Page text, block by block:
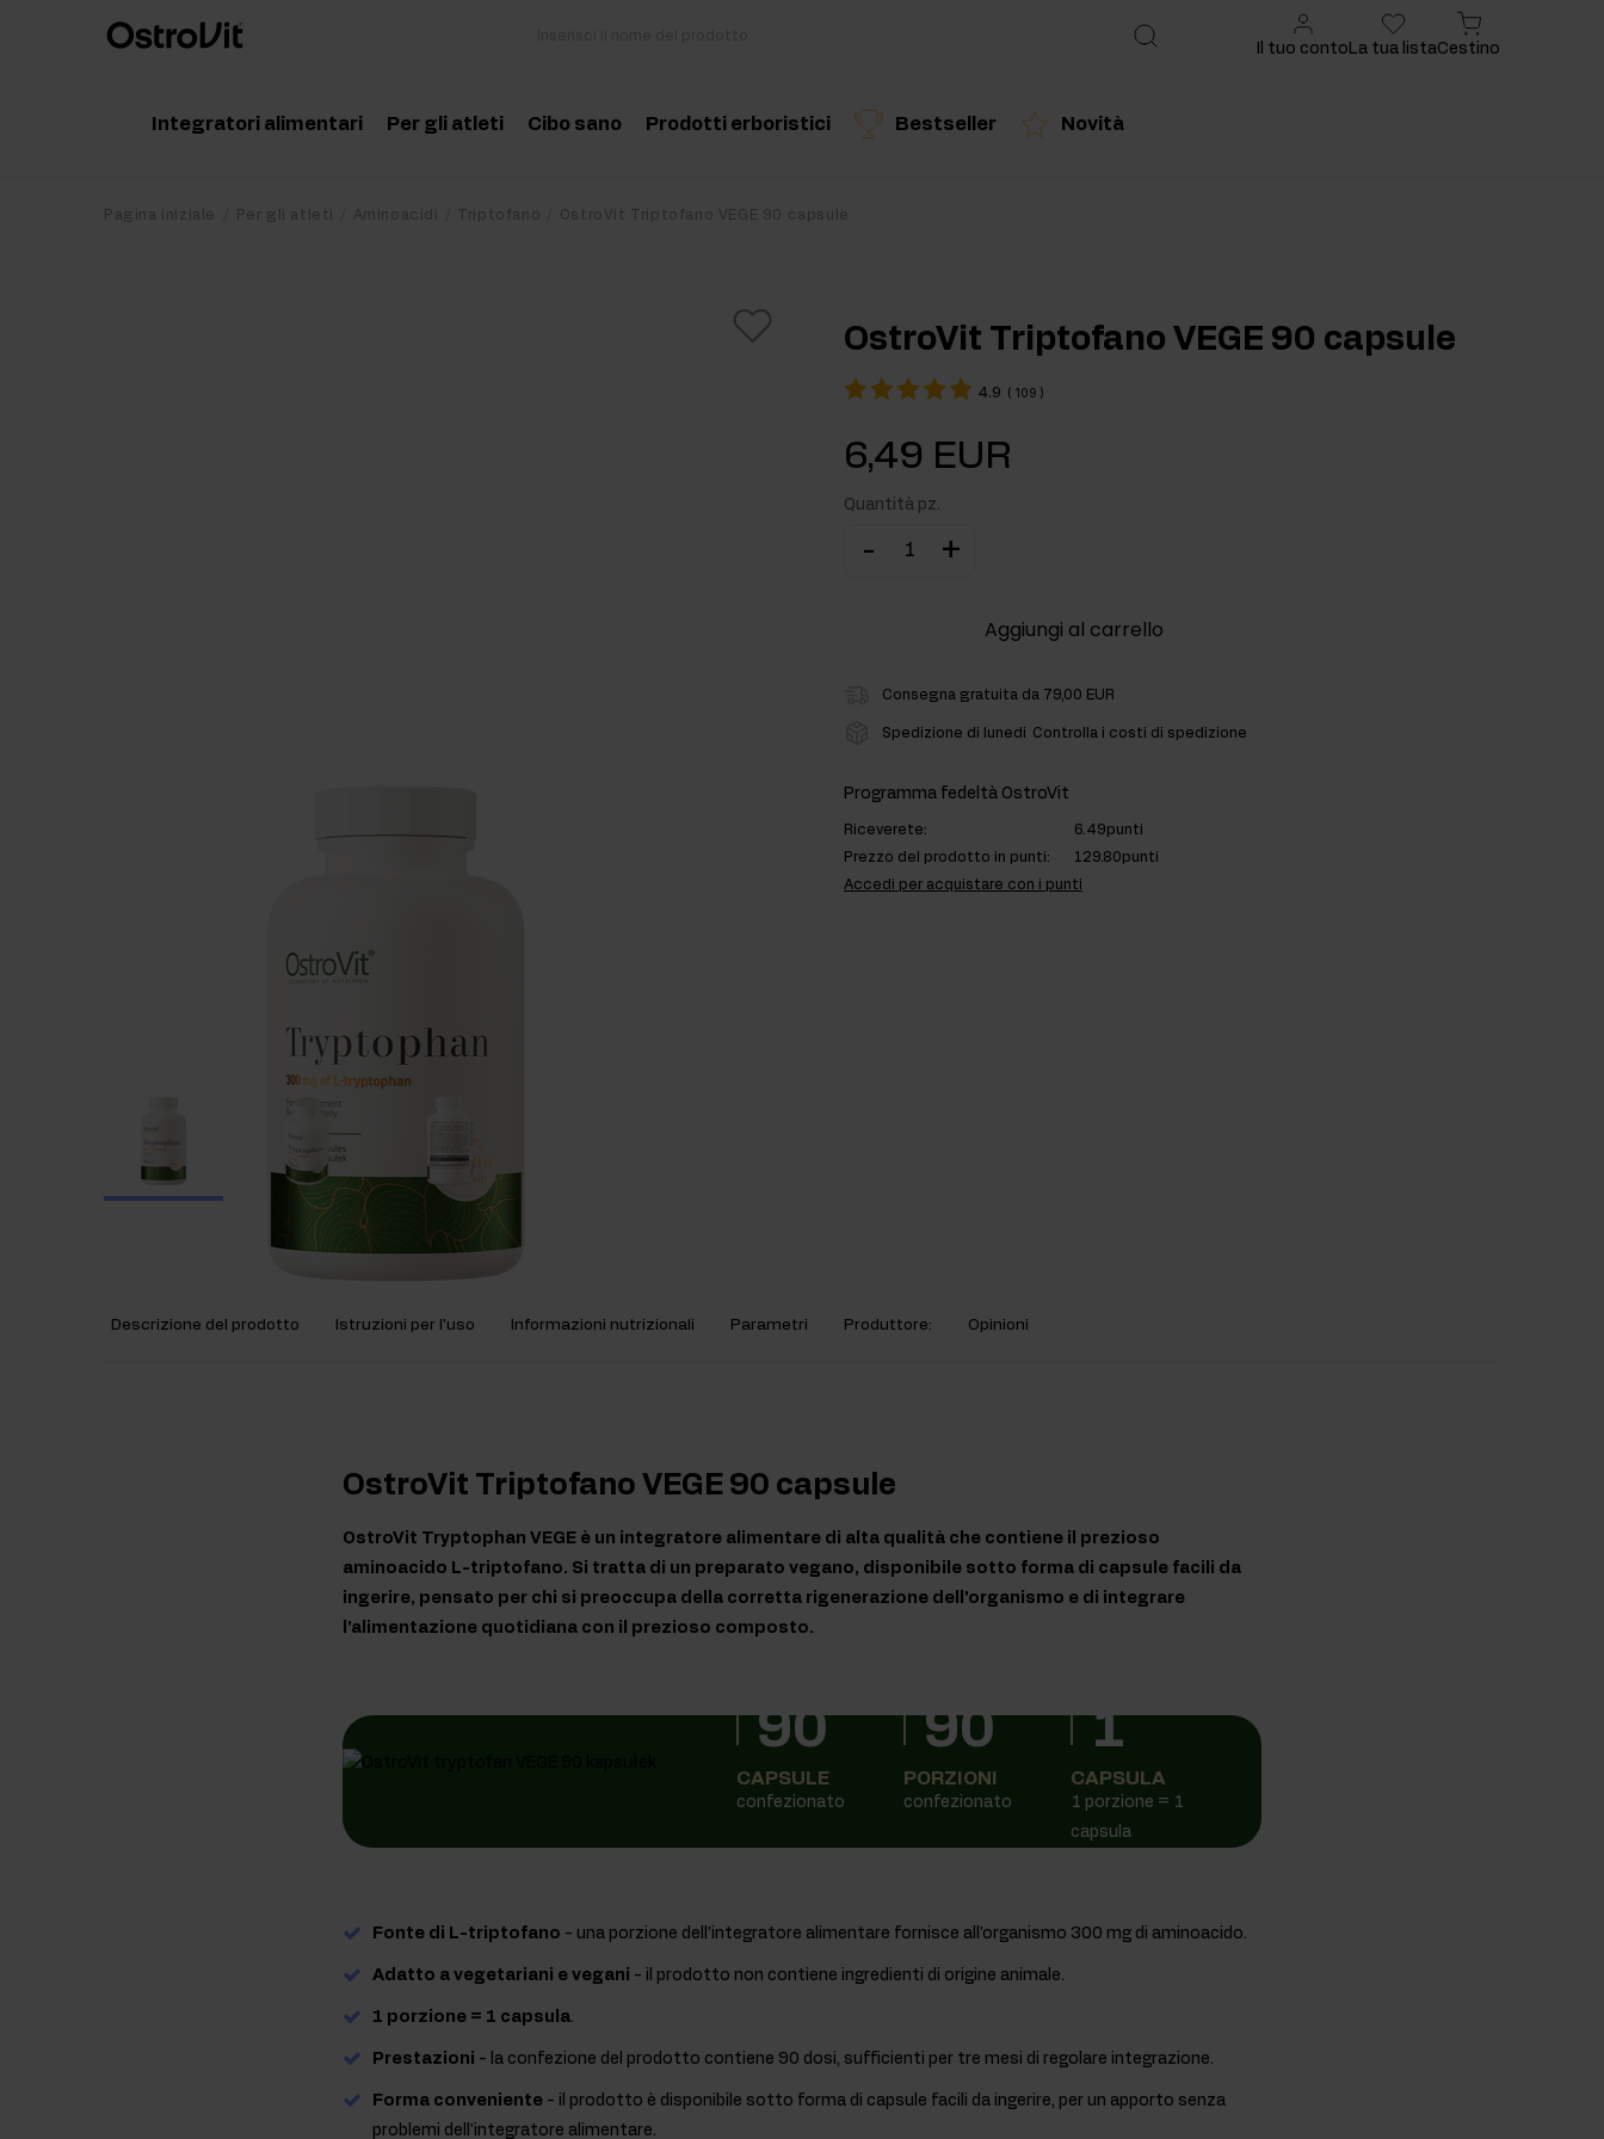
Integratori alimentari
Prodotto consigliato
Per gli atleti
Prodotto consigliato
Cibo sano
Burro di Frutta Secca
Prodotti erboristici Bestseller Novità
Il tuo conto La tua listaCestino
Pagina iniziale Per gli atleti Aminoacidi Triptofano OstroVit Triptofano VEGE 90 capsule
OstroVit Triptofano VEGE 90 capsule
4.9 ( 109 )
6,49 EUR
Quantità pz.
- +
Aggiungi al carrello
Consegna gratuita da 79,00 EUR
Spedizione di lunedi Controlla i costi di spedizione
Programma fedeltà OstroVit
Riceverete:
6.49punti
Prezzo del prodotto in punti:
129.80punti
Accedi per acquistare con i punti
Descrizione del prodotto Istruzioni per l'uso Informazioni nutrizionali Parametri Produttore: Opinioni
OstroVit Triptofano VEGE 90 capsule
OstroVit Tryptophan VEGE è un integratore alimentare di alta qualità che contiene il prezioso
aminoacido L-triptofano. Si tratta di un preparato vegano, disponibile sotto forma di capsule facili da
ingerire, pensato per chi si preoccupa della corretta rigenerazione dell'organismo e di integrare
l'alimentazione quotidiana con il prezioso composto.
90
CAPSULE
confezionato
90
PORZIONI
confezionato
1
CAPSULA
1 porzione = 1
capsula
Fonte di L-triptofano - una porzione dell'integratore alimentare fornisce all'organismo 300 mg di aminoacido.
Adatto a vegetariani e vegani - il prodotto non contiene ingredienti di origine animale.
1 porzione = 1 capsula.
Prestazioni - la confezione del prodotto contiene 90 dosi, sufficienti per tre mesi di regolare integrazione.
Forma conveniente - il prodotto è disponibile sotto forma di capsule facili da ingerire, per un apporto senza
problemi dell'integratore alimentare.